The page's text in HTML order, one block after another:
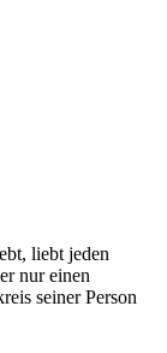
liebt jeden
nur einen
seiner Person